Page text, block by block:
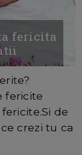
fericita
fericite
de
crezi tu ca